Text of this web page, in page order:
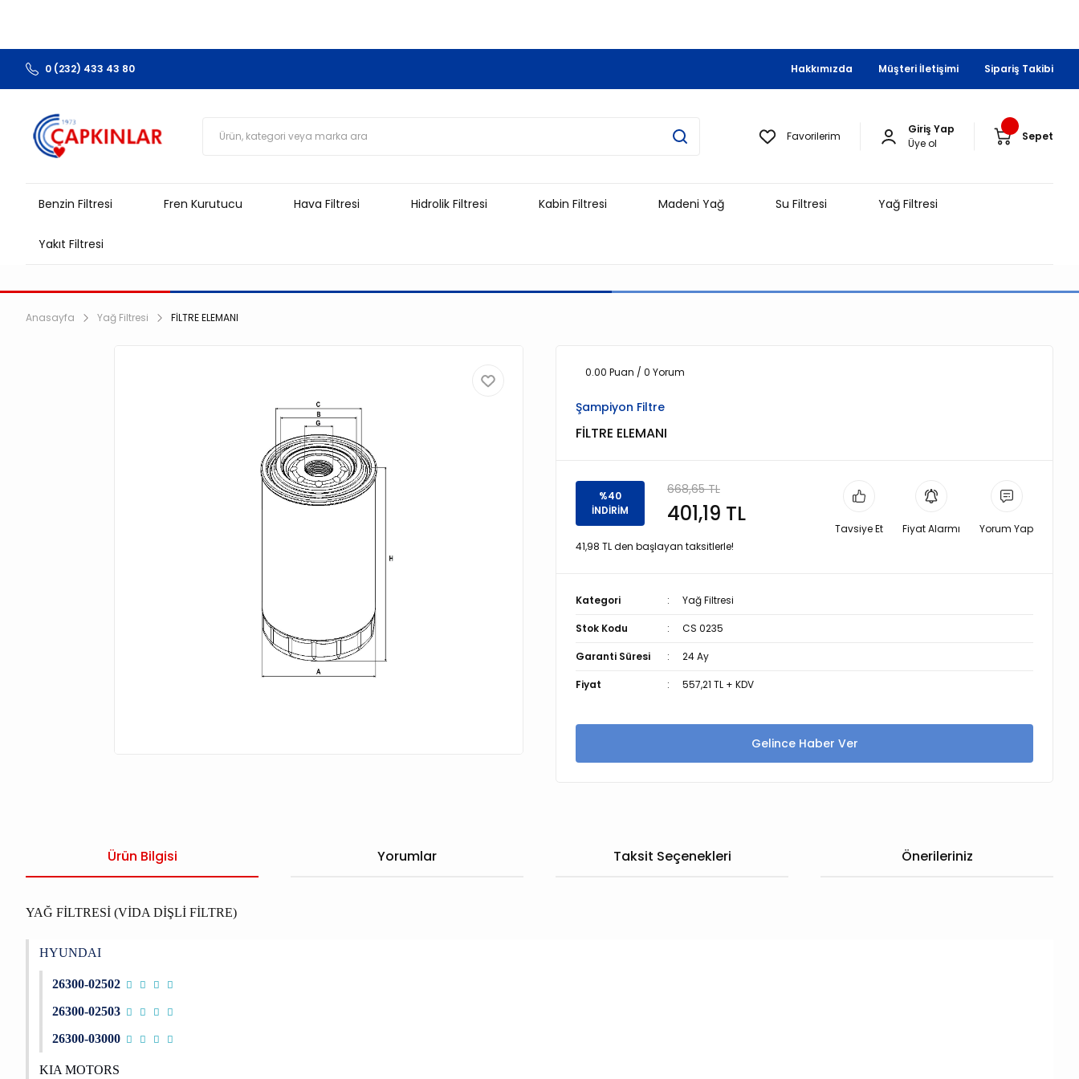
0 (232) 433 43 80 Hakkımızda Müşteri İletişimi Sipariş Takibi
Favorilerim
Giriş Yap
Üye ol
Sepet
Benzin Filtresi Fren Kurutucu Hava Filtresi Hidrolik Filtresi Kabin Filtresi Madeni Yağ Su Filtresi Yağ Filtresi
Yakıt Filtresi
Anasayfa Yağ Filtresi FİLTRE ELEMANI
0.00 Puan / 0 Yorum
Şampiyon Filtre
FİLTRE ELEMANI
%40
İNDİRİM
668,65 TL
401,19 TL
41,98 TL den başlayan taksitlerle!
Tavsiye Et Fiyat Alarmı Yorum Yap
Kategori Yağ Filtresi
Stok Kodu CS 0235
Garanti Süresi 24 Ay
Fiyat 557,21 TL + KDV
Gelince Haber Ver
Ürün Bilgisi Yorumlar Taksit Seçenekleri Önerileriniz
YAĞ FİLTRESİ (VİDA DİŞLİ FİLTRE)
HYUNDAI
26300-02502
26300-02503
26300-03000
KIA MOTORS